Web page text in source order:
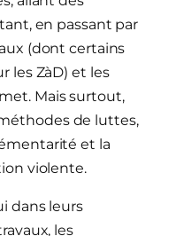
en passant par
(dont certains
les ZàD) et les
Mais surtout,
de luttes,
et la
violente.
dans leurs
les